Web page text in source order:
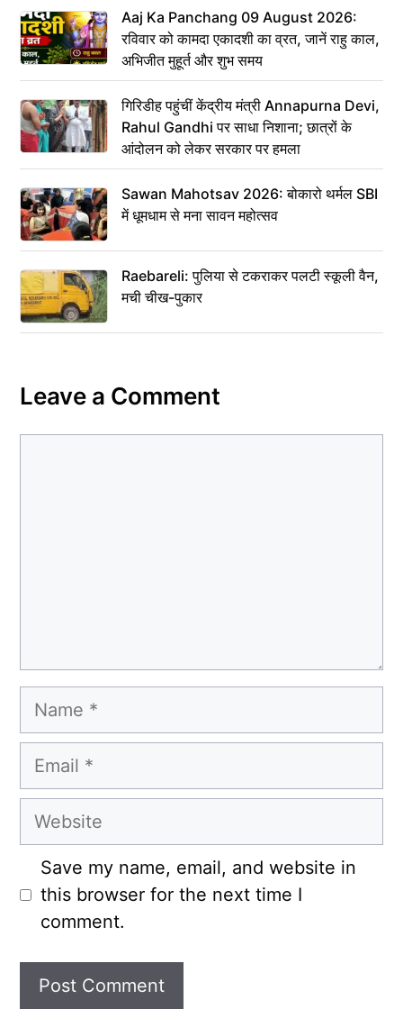
Aaj Ka Panchang 09 August 2026:
रविवार को कामदा एकादशी का व्रत, जानें राहु काल,
अभिजीत मुहूर्त और शुभ समय
गिरिडीह पहुंचीं केंद्रीय मंत्री Annapurna Devi,
Rahul Gandhi पर साधा निशाना; छात्रों के
आंदोलन को लेकर सरकार पर हमला
Sawan Mahotsav 2026: बोकारो थर्मल SBI
में धूमधाम से मना सावन महोत्सव
Raebareli: पुलिया से टकराकर पलटी स्कूली वैन,
मची चीख-पुकार
Leave a Comment
Name
Email
Website
Save my name, email, and website in
this browser for the next time I
comment.